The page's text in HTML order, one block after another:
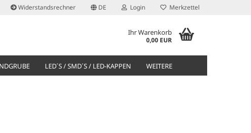
Widerstandsrechner DE Login Merkzettel
Ihr Warenkorb
0,00 EUR
LED´S / SMD´S / LED-KAPPEN WEITERE